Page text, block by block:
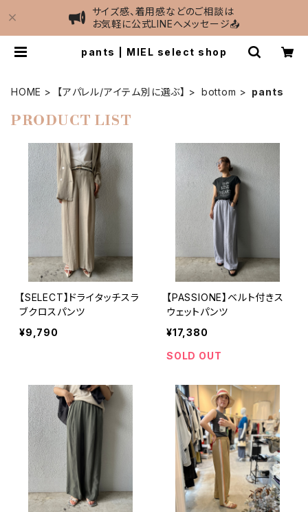
サイズ感、着用感などのご相談は
お気軽に公式LINEへメッセージ📤
pants | MIEL select shop
HOME 【アパレル/アイテム別に選ぶ】 bottom pants
PRODUCT LIST
【SELECT】ドライタッチスラ
ブクロスパンツ
¥9,790
【PASSIONE】ベルト付きス
ウェットパンツ
¥17,380
SOLD OUT